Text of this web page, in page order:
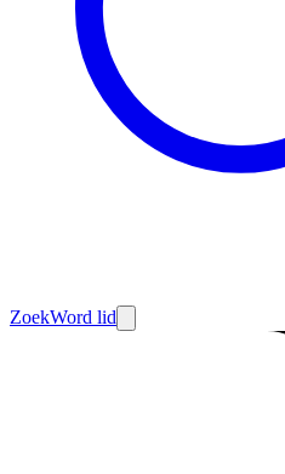
ZoekWord lid